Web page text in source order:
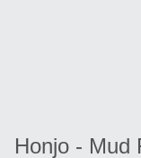
Honjo - Mud